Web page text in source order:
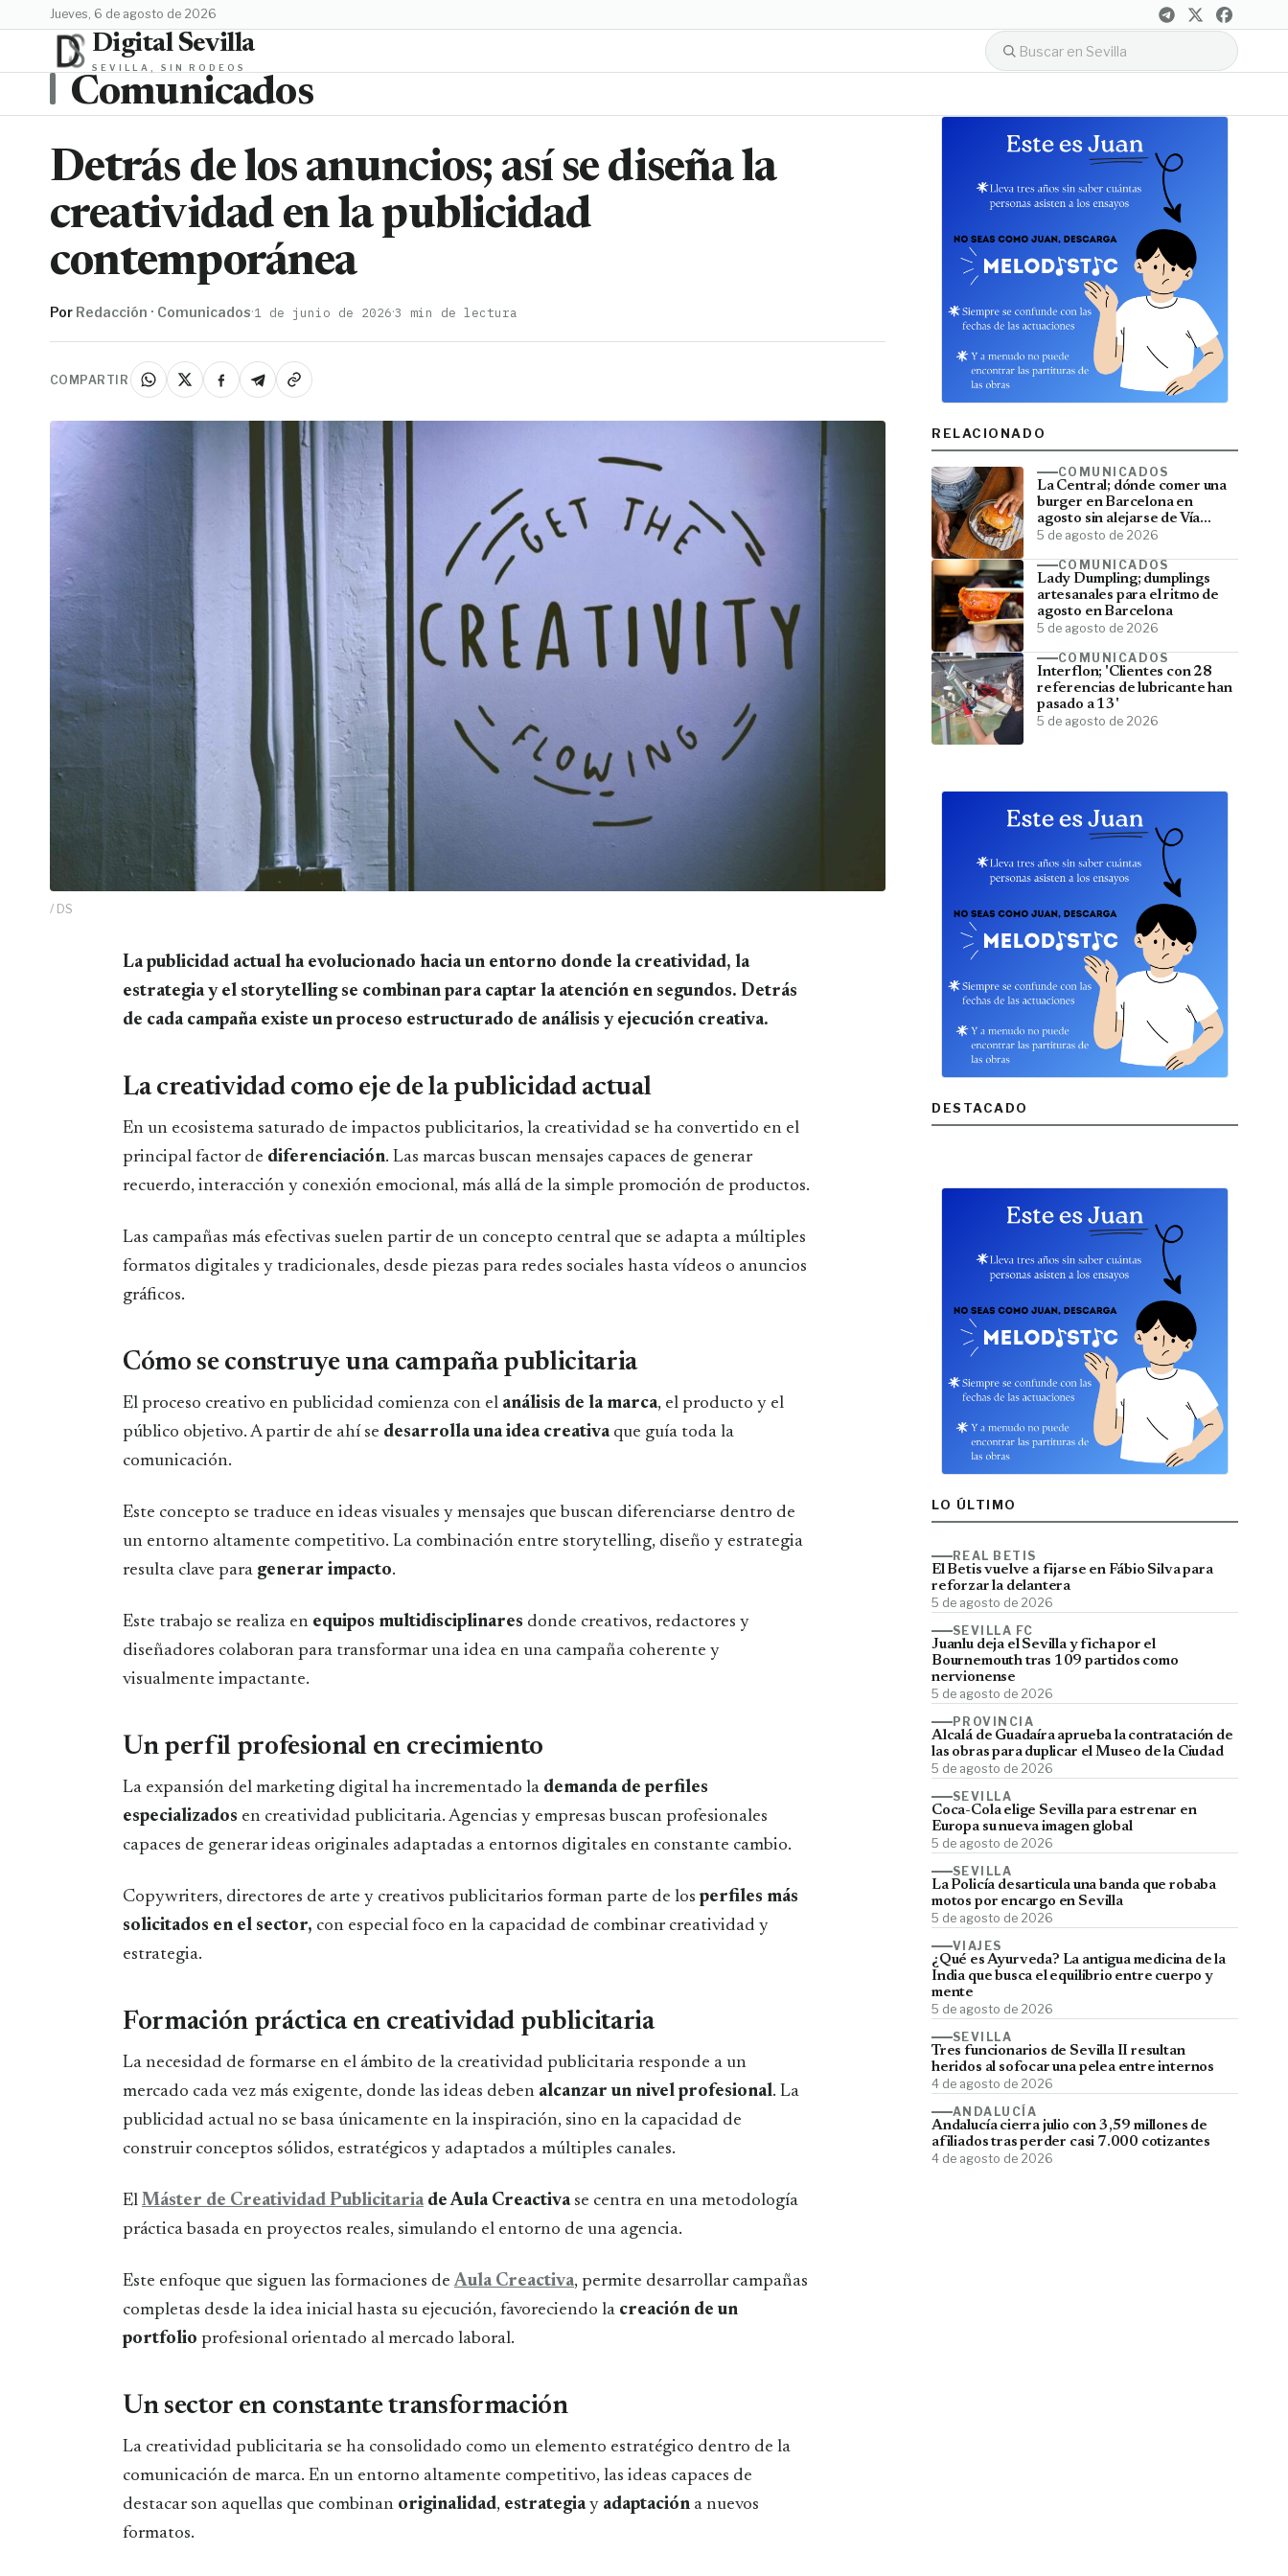
jueves, 6 de agosto de 2026
Digital Sevilla
SEVILLA, SIN RODEOS
Comunicados
Detrás de los anuncios; así se diseña la
creatividad en la publicidad
contemporánea
Por Redacción · Comunicados·1 de junio de 2026·3 min de lectura
COMPARTIR
/ DS
La publicidad actual ha evolucionado hacia un entorno donde la creatividad, la
estrategia y el storytelling se combinan para captar la atención en segundos. Detrás
de cada campaña existe un proceso estructurado de análisis y ejecución creativa.
La creatividad como eje de la publicidad actual
En un ecosistema saturado de impactos publicitarios, la creatividad se ha convertido en el
principal factor de diferenciación. Las marcas buscan mensajes capaces de generar
recuerdo, interacción y conexión emocional, más allá de la simple promoción de productos.
Las campañas más efectivas suelen partir de un concepto central que se adapta a múltiples
formatos digitales y tradicionales, desde piezas para redes sociales hasta vídeos o anuncios
gráficos.
Cómo se construye una campaña publicitaria
El proceso creativo en publicidad comienza con el análisis de la marca, el producto y el
público objetivo. A partir de ahí se desarrolla una idea creativaque guía toda la
comunicación.
Este concepto se traduce en ideas visuales y mensajes que buscan diferenciarse dentro de
un entorno altamente competitivo. La combinación entre storytelling, diseño y estrategia
resulta clave para generar impacto.
Este trabajo se realiza en equipos multidisciplinares donde creativos, redactores y
diseñadores colaboran para transformar una idea en una campaña coherente y
visualmente impactante.
Un perfil profesional en crecimiento
La expansión del marketing digital ha incrementado la demanda de perfiles
especializados en creatividad publicitaria. Agencias y empresas buscan profesionales
capaces de generar ideas originales adaptadas a entornos digitales en constante cambio.
Copywriters, directores de arte y creativos publicitarios forman parte de losperfiles más
solicitados en el sector, con especial foco en la capacidad de combinar creatividad y
estrategia.
Formación práctica en creatividad publicitaria
La necesidad de formarse en el ámbito de la creatividad publicitaria responde a un
mercado cada vez más exigente, donde las ideas deben alcanzar un nivel profesional. La
publicidad actual no se basa únicamente en la inspiración, sino en la capacidad de
construir conceptos sólidos, estratégicos y adaptados a múltiples canales.
El Máster de Creatividad Publicitariade Aula Creactivase centra en una metodología
práctica basada en proyectos reales, simulando el entorno de una agencia.
Este enfoque que siguen las formaciones deAula Creactiva, permite desarrollar campañas
completas desde la idea inicial hasta su ejecución, favoreciendo la creación de un
portfolio profesional orientado al mercado laboral.
Un sector en constante transformación
La creatividad publicitaria se ha consolidado como un elemento estratégico dentro de la
comunicación de marca. En un entorno altamente competitivo, las ideas capaces de
destacar son aquellas que combinan originalidad, estrategiay adaptación a nuevos
formatos.
RELACIONADO
COMUNICADOS
La Central; dónde comer una
burger en Barcelona en
agosto sin alejarse de Vía
Laietana
5 de agosto de 2026
COMUNICADOS
Lady Dumpling; dumplings
artesanales para el ritmo de
agosto en Barcelona
5 de agosto de 2026
COMUNICADOS
Interflon; 'Clientes con 28
referencias de lubricante han
pasado a 13'
5 de agosto de 2026
DESTACADO
LO ÚLTIMO
REAL BETIS
El Betis vuelve a fijarse en Fábio Silva para
reforzar la delantera
5 de agosto de 2026
SEVILLA FC
Juanlu deja el Sevilla y ficha por el
Bournemouth tras 109 partidos como
nervionense
5 de agosto de 2026
PROVINCIA
Alcalá de Guadaíra aprueba la contratación de
las obras para duplicar el Museo de la Ciudad
5 de agosto de 2026
SEVILLA
Coca-Cola elige Sevilla para estrenar en
Europa su nueva imagen global
5 de agosto de 2026
SEVILLA
La Policía desarticula una banda que robaba
motos por encargo en Sevilla
5 de agosto de 2026
VIAJES
¿Qué es Ayurveda? La antigua medicina de la
India que busca el equilibrio entre cuerpo y
mente
5 de agosto de 2026
SEVILLA
Tres funcionarios de Sevilla II resultan
heridos al sofocar una pelea entre internos
4 de agosto de 2026
ANDALUCÍA
Andalucía cierra julio con 3,59 millones de
afiliados tras perder casi 7.000 cotizantes
4 de agosto de 2026